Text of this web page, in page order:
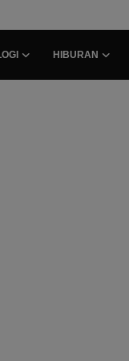
HIBURAN